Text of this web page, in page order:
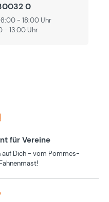
0
- 18:00 Uhr
- 13.00 Uhr
für Vereine
Dich - vom Pommes-